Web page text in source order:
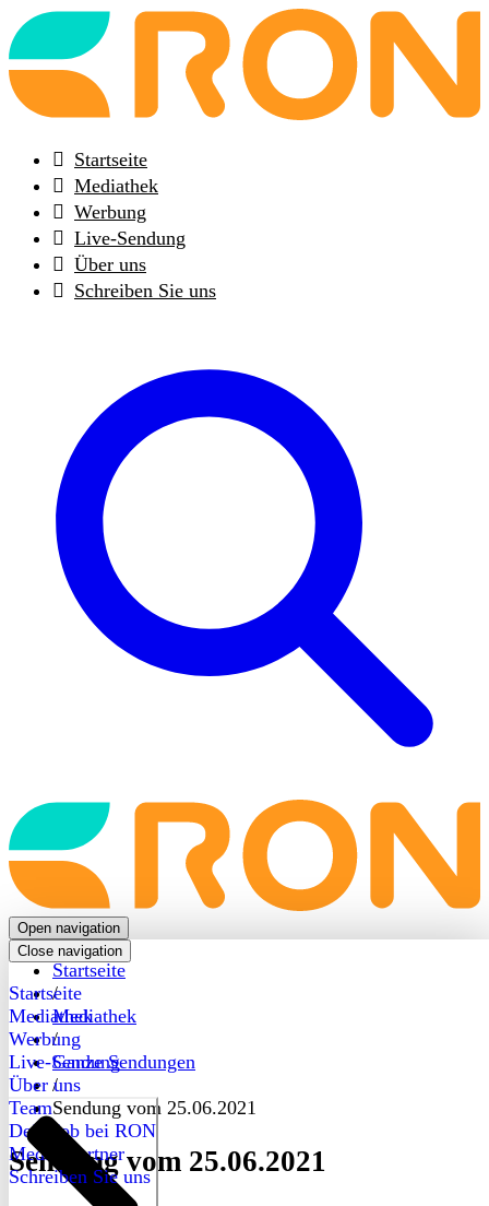
Back
to
frontpage
Startseite
Mediathek
Werbung
Live-Sendung
Über uns
Schreiben Sie uns
Back
to
frontpage
Open navigation
Close navigation
Startseite
Mediathek
Werbung
Live-Sendung
Über uns
Team
Dein Job bei RON
Medienpartner
Schreiben Sie uns
Startseite
/
Mediathek
/
Ganze Sendungen
/
Sendung vom 25.06.2021
Sendung vom 25.06.2021